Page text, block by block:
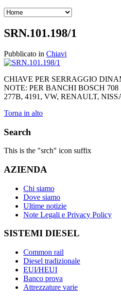
SRN.101.198/1
Pubblicato in Chiavi
CHIAVE PER SERRAGGIO
NOTE: PER BANCHI BOSCH
277B, 4191, VW, RENAULT,
Torna in alto
Search
This is the "srch" icon suffix
AZIENDA
Chi siamo
Dove siamo
Ultime notizie
Note Legali e Privacy Policy
SISTEMI DIESEL
Common rail
Diesel tradizionale
EUI/HEUI
Banco prova
Attrezzature varie